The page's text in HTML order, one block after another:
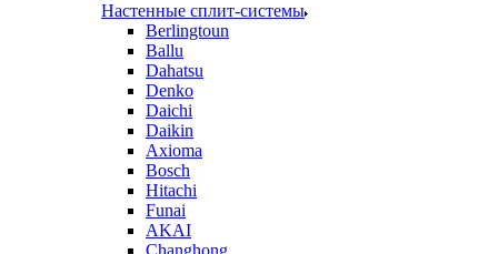
Настенные сплит-системы
Berlingtoun
Ballu
Dahatsu
Denko
Daichi
Daikin
Axioma
Bosch
Hitachi
Funai
AKAI
Changhong